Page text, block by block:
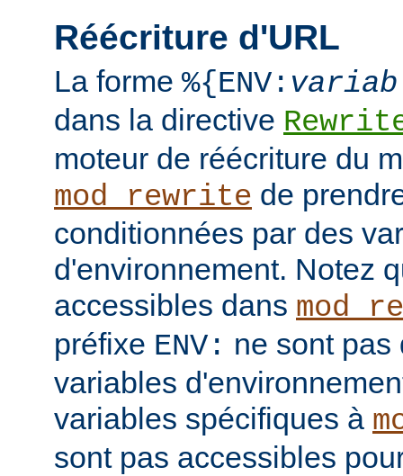
Réécriture d'URL
La forme %{ENV:
dans la directive
moteur de réécriture du
mod_rewrite de
conditionnées par des
d'environnement. Notez
accessibles dans
préfixe ENV: ne sont pas
variables
variables spécifiques à
sont pas accessibles